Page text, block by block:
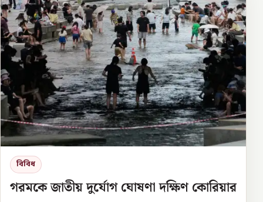
বিবিধ
গরমকে জাতীয় দুর্যোগ ঘোষণা দক্ষিণ কোরিয়ার